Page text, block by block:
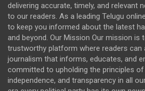
delivering accurate, timely, and relevant
to our readers. As a leading Telugu
to keep you informed about the latest
and beyond. Our Mission Our mission is
trustworthy platform where readers can
journalism that informs, educates, and
committed to upholding the principles
independence, and transparency in all